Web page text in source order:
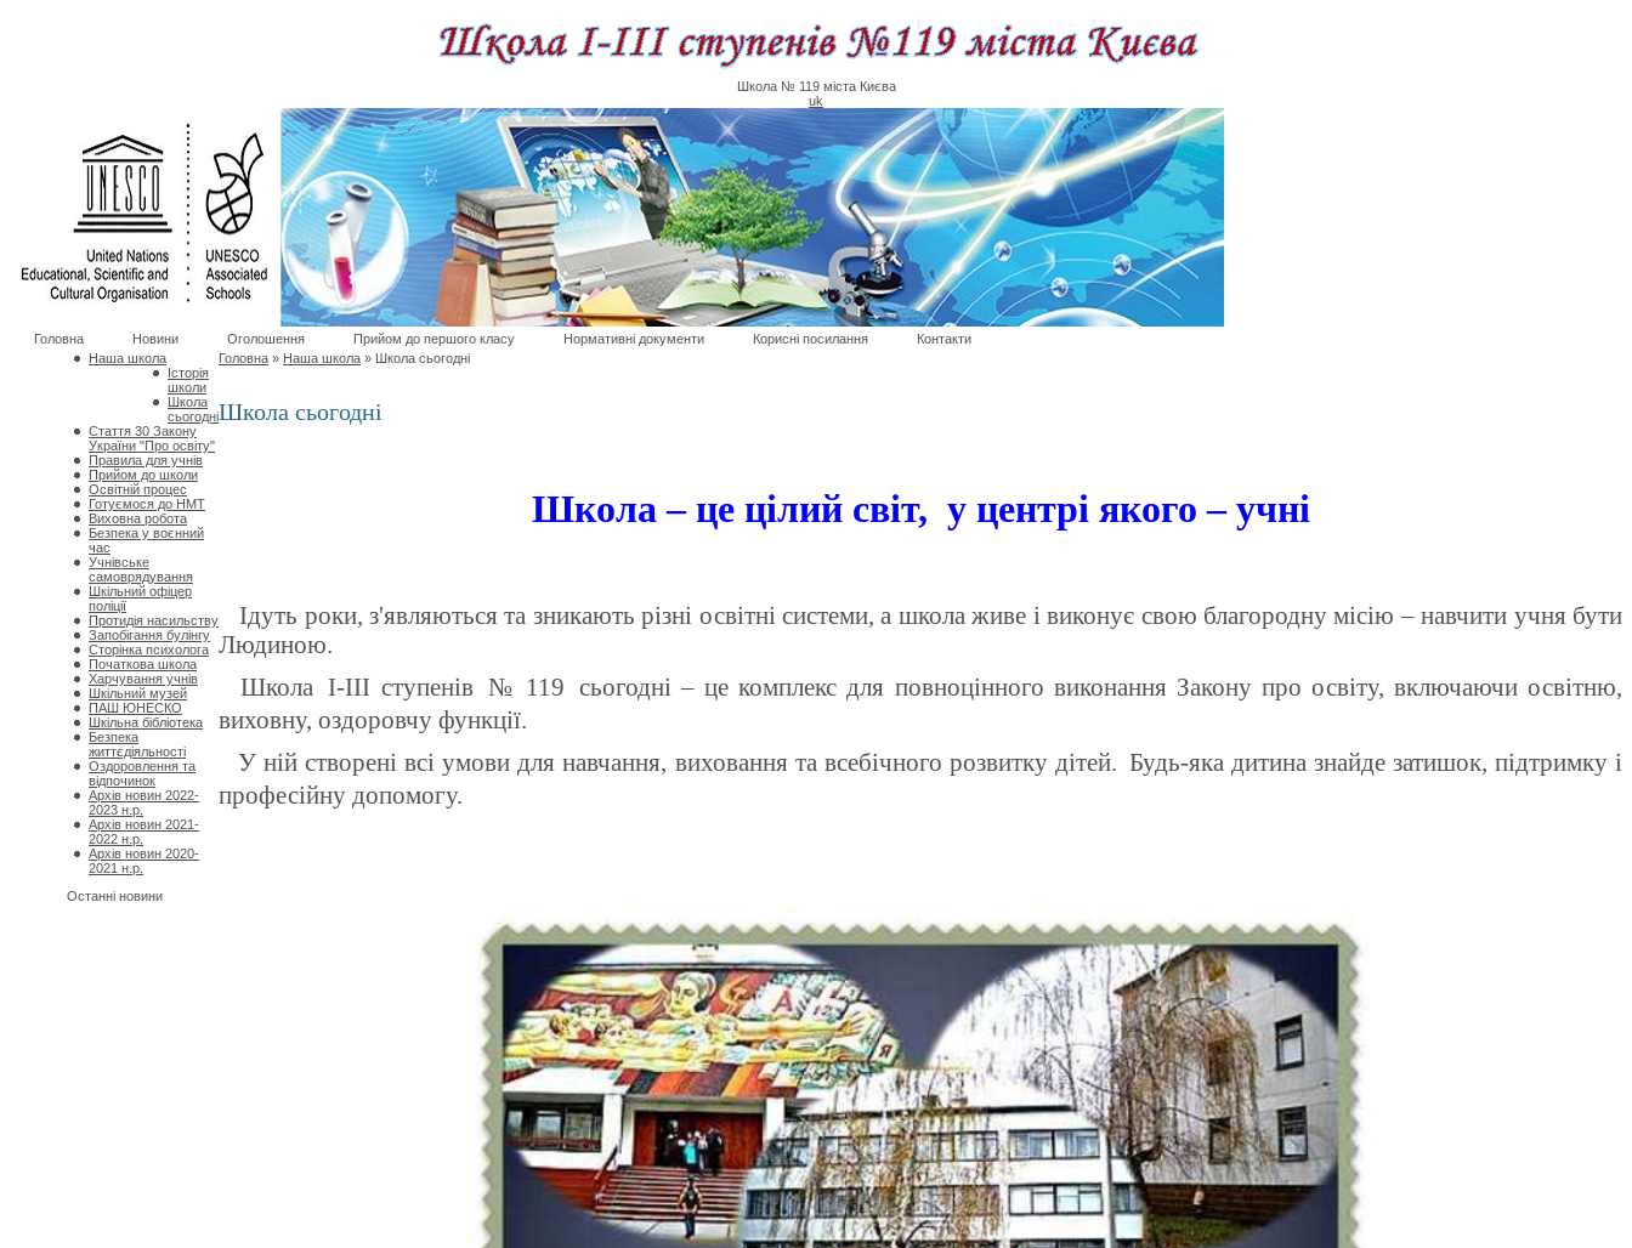
Школа № 119 міста Києва
uk
Головна Новини Оголошення Прийом до першого класу Нормативні документи Корисні посилання
Контакти
Наша школа
Історія
школи
Школа
сьогодні
Стаття 30 Закону
України "Про освіту"
Правила для учнів
Прийом до школи
Освітній процес
Готуємося до НМТ
Виховна робота
Безпека у воєнний
час
Учнівське
самоврядування
Шкільний офіцер
поліції
Протидія насильству
Запобігання булінгу
Сторінка психолога
Початкова школа
Харчування учнів
Шкільний музей
ПАШ ЮНЕСКО
Шкільна бібліотека
Безпека
життєдіяльності
Оздоровлення та
відпочинок
Архів новин 2022-
2023 н.р.
Архів новин 2021-
2022 н.р.
Архів новин 2020-
2021 н.р.
Останні новини
Головна » Наша школа » Школа сьогодні
Школа сьогодні
Школа – це цілий світ, у центрі якого – учні
Ідуть роки, з'являються та зникають різні освітні системи, а школа живе і виконує свою благородну місію – навчити учня бути
Людиною.
Школа І-ІІІ ступенів № 119 сьогодні – це комплекс для повноцінного виконання Закону про освіту, включаючи освітню,
виховну, оздоровчу функції.
У ній створені всі умови для навчання, виховання та всебічного розвитку дітей. Будь-яка дитина знайде затишок, підтримку і
професійну допомогу.